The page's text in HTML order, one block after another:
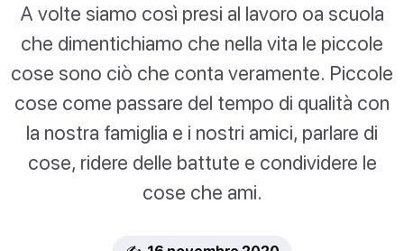
A volte siamo così presi al lavoro oa scuola
che dimentichiamo che nella vita le piccole
cose sono ciò che conta veramente. Piccole
cose come passare del tempo di qualità con
la nostra famiglia e i nostri amici, parlare di
cose, ridere delle battute e condividere le
cose che ami.